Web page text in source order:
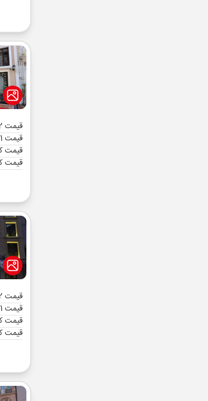
قیمت 2 تخته (هرنفر)
قیمت 1 تخته (هرنفر)
قیمت
قیمت
قیمت 2 تخته (هرنفر)
قیمت 1 تخته (هرنفر)
قیمت
قیمت